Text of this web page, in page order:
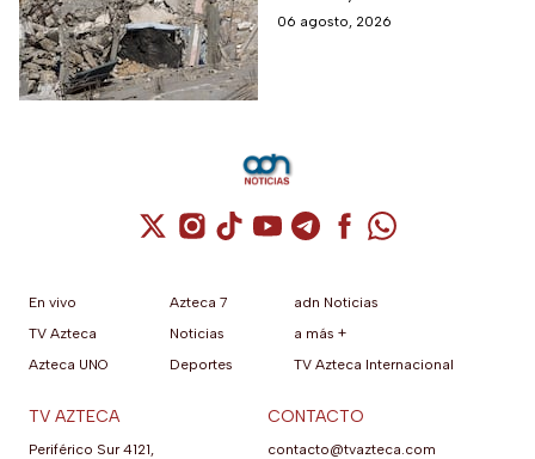
aumento de menores
06 agosto, 2026
Cuenta de X / Twitter (se abre en una
Cuenta de Instagram (se abre en una
Cuenta de TikTok (se abre en
Cuenta de YouTube (se abre
Cuenta de Telegram (se
Cuenta de
Cuenta de
En vivo
TV Azteca
Azteca UNO
Azteca 7
Noticias
Deportes
adn Noticias
a más +
TV Azteca Internacional
TV AZTECA
Periférico Sur 4121,
CONTACTO
contacto@tvazteca.com